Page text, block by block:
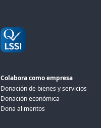
Colabora como empresa
Donación de bienes y servicios
Donación económica
Dona alimentos